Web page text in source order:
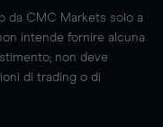
da CMC Markets solo a
intende fornire alcuna
non deve
di trading o di